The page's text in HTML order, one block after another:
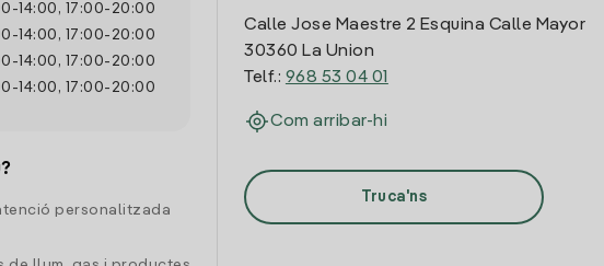
- 14:00 , 17:00- 20:00
- 14:00 , 17:00- 20:00
- 14:00 , 17:00- 20:00
- 14:00 , 17:00- 20:00
personalitzada
Calle Jose Maestre 2 Esquina Calle Mayor
30360 La Union
Telf.: 968 53 04 01
Com arribar-hi
Truca'ns